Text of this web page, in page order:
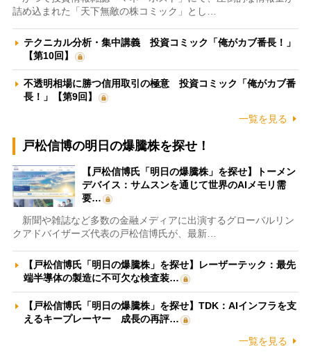
詰め込まれた「天下無敵の株コミック」とし…
テクニカル分析・集中講義 投資コミック「俺がカブ番長！」
【第10回】
不透明相場に勝つ信用取引の極意 投資コミック「俺がカブ番
長！」【第9回】
一覧を見る
戸松信博の明日の爆騰株を探せ！
【戸松信博氏「明日の爆騰株」を探せ】トーメン
デバイス：サムスンを通じて世界のAIメモリ需
要…
新聞や雑誌など多数の金融メディアに出演するグローバルリン
クアドバイザーズ代表の戸松信博氏が、最新…
【戸松信博氏「明日の爆騰株」を探せ】レーザーテック：最先
端半導体の製造に不可欠な検査装…
【戸松信博氏「明日の爆騰株」を探せ】TDK：AIインフラを支
えるキープレーヤー 成長の再評…
一覧を見る